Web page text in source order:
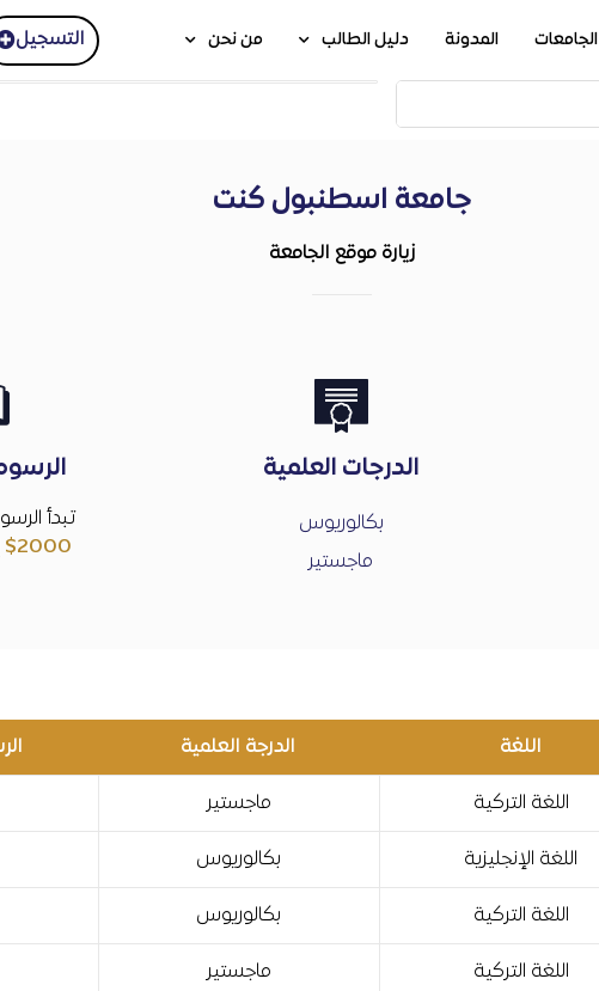
الجامعات المدونة دليل الطالب من نحن التسجيل
جامعة اسطنبول كنت
زيارة موقع الجامعة
الدرجات العلمية
بكالوريوس
ماجستير
تبدأ
2000$
اللغة الدرجة العلمية
اللغة التركية ماجستير
اللغة الإنجليزية بكالوريوس
اللغة التركية بكالوريوس
اللغة التركية ماجستير